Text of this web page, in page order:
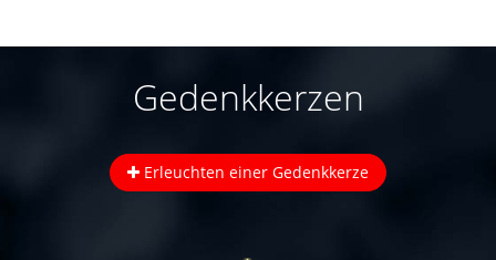
Gedenkkerzen
Erleuchten einer Gedenkkerze